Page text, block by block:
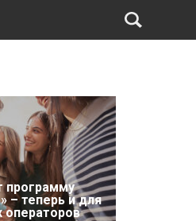
программу
– теперь и для
операторов